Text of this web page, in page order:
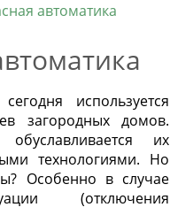
автоматика
используется
загородных домов.
их
технологиями. Но
Особенно в случае
(отключения